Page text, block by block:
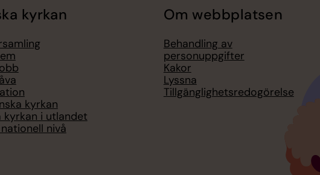
kyrkan
kyrkan
kyrkan i utlandet
nivå
Om webbplatsen
Behandling av
personuppgifter
Kakor
Lyssna
Tillgänglighetsredogörelse